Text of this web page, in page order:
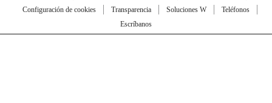
Configuración de cookies
Transparencia Soluciones W
Teléfonos
Escríbanos